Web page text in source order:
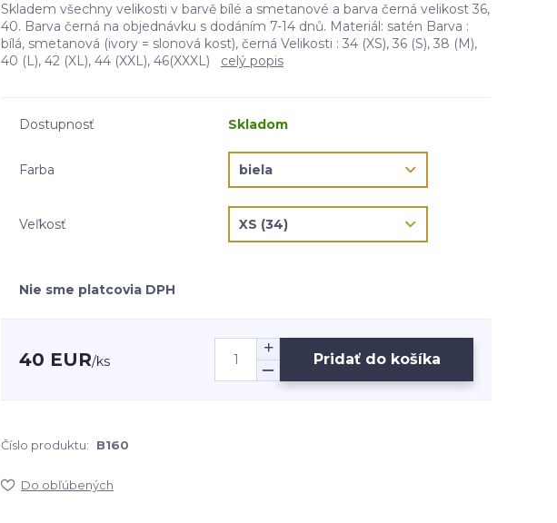
Skladem všechny velikosti v barvě bílé a smetanové a barva černá velikost 36,
40. Barva černá na objednávku s dodáním 7-14 dnů. Materiál: satén Barva :
bílá, smetanová (ivory = slonová kost), černá Velikosti : 34 (XS), 36 (S), 38 (M),
40 (L), 42 (XL), 44 (XXL), 46(XXXL) celý popis
Dostupnosť Skladom
Farba
Veľkosť
Nie sme platcovia DPH
40 EUR/ks Pridať do košíka
Číslo produktu: B160
Do obľúbených